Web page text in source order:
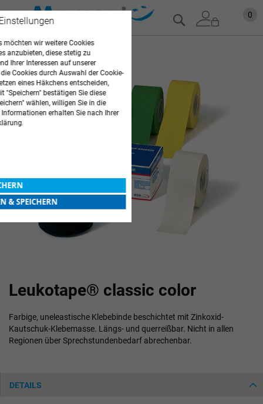
Zum
Inhalt
0
Suche
Leukotape® classic color
Farbige, uneleastische Klebebinde beschichtet mit Zinkoxid-
Kautschuk-Klebemasse. Längs- und querreißbar. Nicht in allen
Regionen über Sprechstundenbedarf abrechenbar.
Zum
Ende
der
Bildgalerie
springen
Anfang
der
springen
DETAILS
möchten wir weitere Cookies
anzubieten, diese stetig zu
Ihrer Interessen auf unserer
Cookies durch Auswahl der Cookie-
eines Häkchens entscheiden,
"Speichern" bestätigen Sie diese
wählen, willigen Sie in die
erhalten Sie nach Ihrer
& SPEICHERN